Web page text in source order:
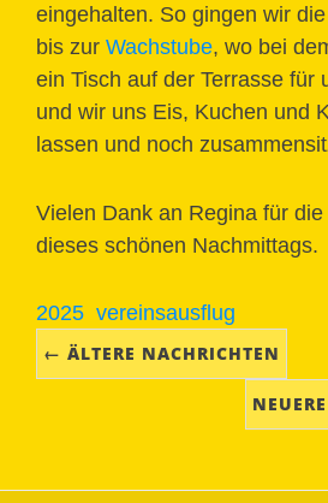
eingehalten. So gingen wir
bis zur Wachstube, wo bei
ein Tisch auf der Terrasse für
und wir uns Eis, Kuchen und
lassen und noch
Vielen Dank an Regina für
dieses schönen Nachmittags.
2025 vereinsausflug
← ÄLTERE NACHRICHTEN